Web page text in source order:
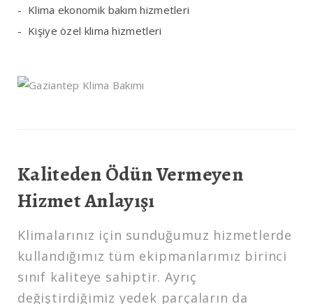
Klima ekonomik bakım hizmetleri
Kişiye özel klima hizmetleri
Kaliteden Ödün Vermeyen
Hizmet Anlayışı
Klimalarınız için sunduğumuz hizmetlerde
kullandığımız tüm ekipmanlarımız birinci
sınıf kaliteye sahiptir. Ayrıç
değiştirdiğimiz yedek parçaların da